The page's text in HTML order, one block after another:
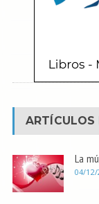
ARTÍCULOS
La
04/12/